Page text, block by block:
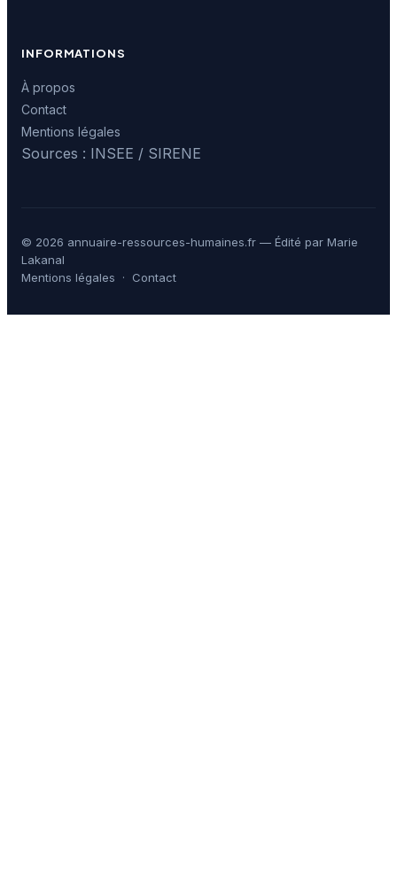
INFORMATIONS
À propos
Contact
Mentions légales
Sources : INSEE / SIRENE
© 2026 annuaire-ressources-humaines.fr — Édité par Marie
Lakanal
Mentions légales · Contact